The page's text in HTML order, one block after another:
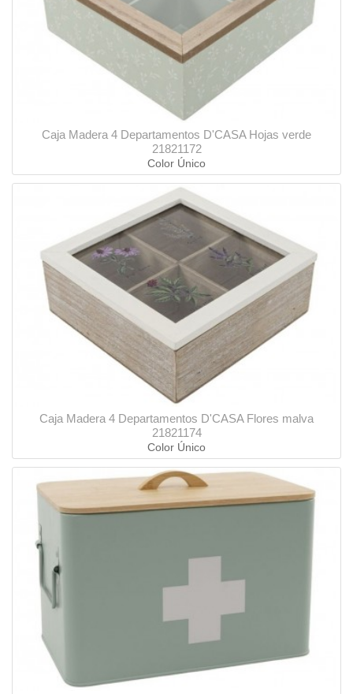
Caja Madera 4 Departamentos D'CASA Hojas verde
21821172
Color Único
Caja Madera 4 Departamentos D'CASA Flores malva
21821174
Color Único